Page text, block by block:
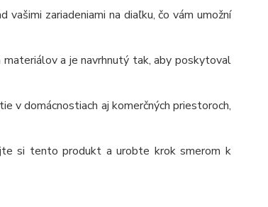
zariadeniami na diaľku, čo vám umožní
a je navrhnutý tak, aby poskytoval
v domácnostiach aj komerčných priestoroch,
si tento produkt a urobte krok smerom k